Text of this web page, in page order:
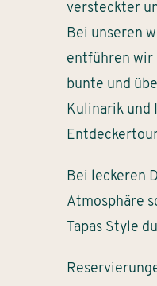
versteckter
Bei unseren
entführen wir
bunte und
Kulinarik und
Bei leckeren
Atmosphäre
Tapas Style